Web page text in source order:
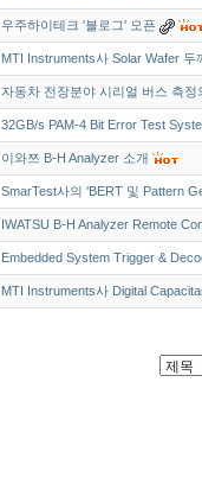
우주하이테크 '블로그' 오픈
MTI Instruments사 Solar Wafer 두
자동차 전장분야 시리얼 버스 측
32GB/s PAM-4 Bit Error Test
이와쯔 B-H Analyzer 소개
SmarTest사의 'BERT 및 Pattern
IWATSU B-H Analyzer Remote
Embedded System Trigger &
MTI Instruments사 Digital